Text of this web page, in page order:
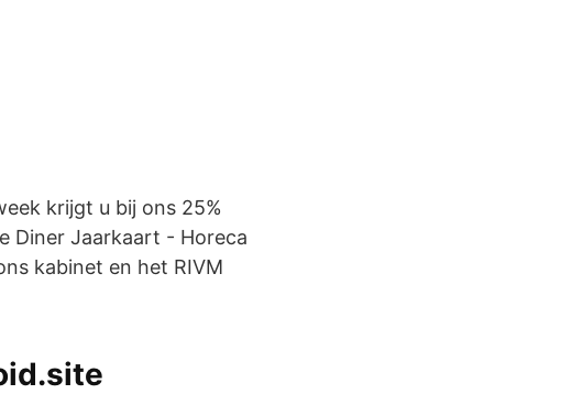
krijgt u bij ons 25%
Diner Jaarkaart - Horeca
kabinet en het RIVM